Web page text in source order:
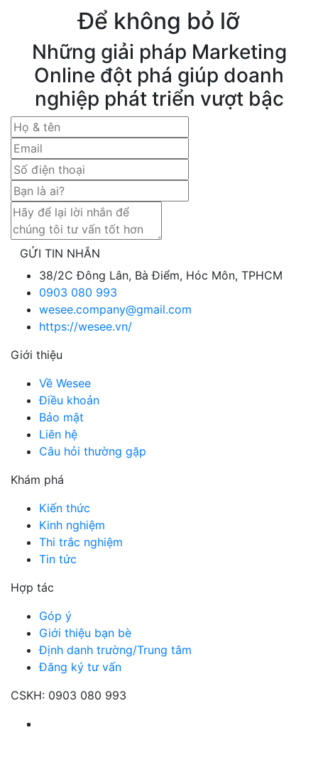
Để không bỏ lỡ
Những giải pháp Marketing
Online đột phá giúp doanh
nghiệp phát triển vượt bậc
GỬI TIN NHẮN
38/2C Đông Lân, Bà Điểm, Hóc Môn, TPHCM
0903 080 993
wesee.company@gmail.com
https://wesee.vn/
Giới thiệu
Về Wesee
Điều khoản
Bảo mật
Liên hệ
Câu hỏi thường gặp
Khám phá
Kiến thức
Kinh nghiệm
Thi trắc nghiệm
Tin tức
Hợp tác
Góp ý
Giới thiệu bạn bè
Định danh trường/Trung tâm
Đăng ký tư vấn
CSKH: 0903 080 993